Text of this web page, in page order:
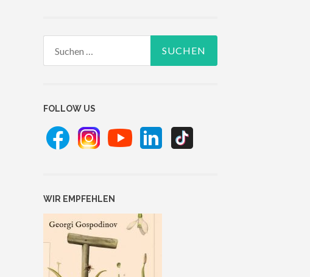
FOLLOW US
WIR EMPFEHLEN